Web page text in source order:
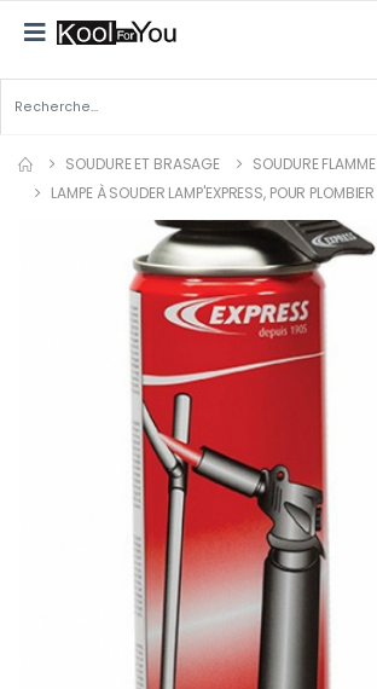
SOUDURE ET BRASAGE
SOUDURE FLAMME
LAMPE À SOUDER LAMP'EXPRESS, POUR PLOMBIER